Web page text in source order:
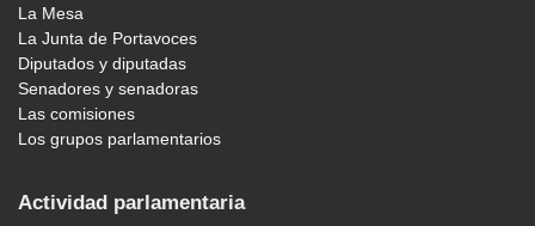
La Mesa
La Junta de Portavoces
Diputados y diputadas
Senadores y senadoras
Las comisiones
Los grupos parlamentarios
Actividad parlamentaria